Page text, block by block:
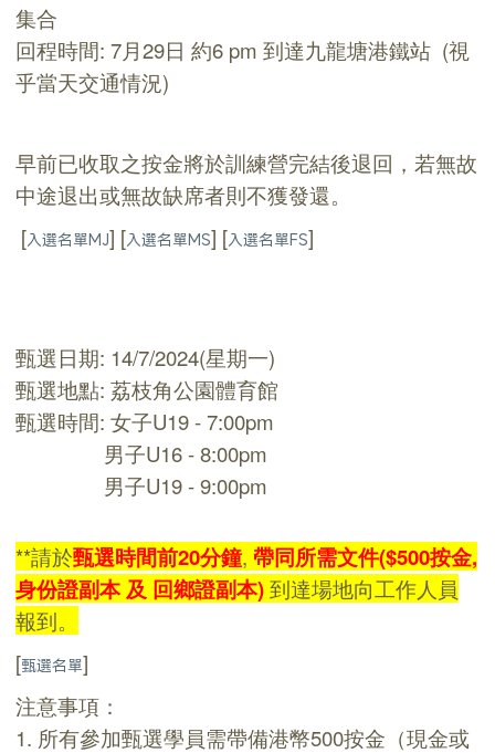
集合
回程時間: 7月29日 約6 pm 到達九龍塘港鐵站 (視
乎當天交通情況)
早前已收取之按金將於訓練營完結後退回，若無故
中途退出或無故缺席者則不獲發還。
[入選名單MJ] [入選名單MS] [入選名單FS]
甄選日期: 14/7/2024(星期一)
甄選地點: 荔枝角公園體育館
甄選時間: 女子U19 - 7:00pm
男子U16 - 8:00pm
男子U19 - 9:00pm
**請於甄選時間前20分鐘,帶同所需文件($500按金,
身份證副本 及 回鄉證副本)到達場地向工作人員
報到。
[甄選名單]
注意事項：
1. 所有參加甄選學員需帶備港幣500按金（現金或